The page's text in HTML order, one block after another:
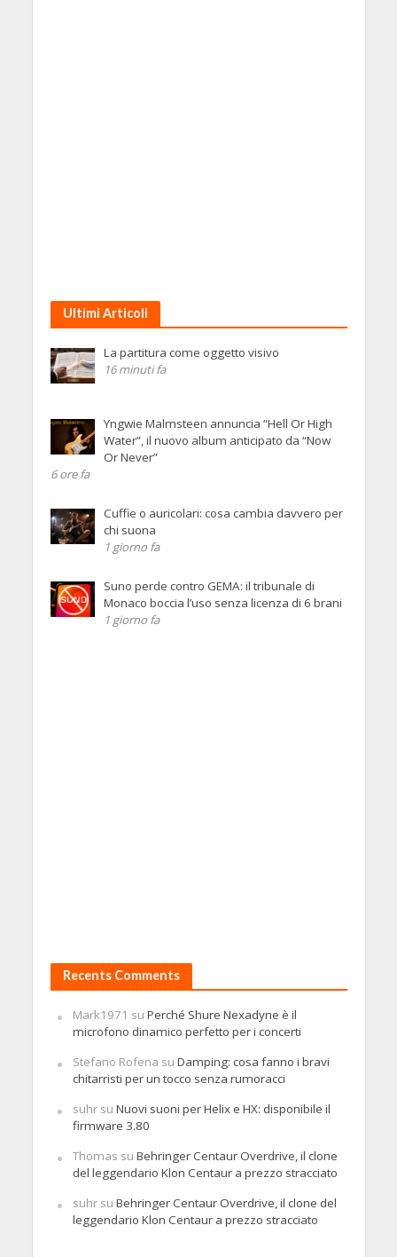
Ultimi Articoli
La partitura come oggetto visivo
16 minuti fa
Yngwie Malmsteen annuncia “Hell Or High
Water”, il nuovo album anticipato da “Now
Or Never”
6 ore fa
Cuffie o auricolari: cosa cambia davvero per
chi suona
1 giorno fa
Suno perde contro GEMA: il tribunale di
Monaco boccia l’uso senza licenza di 6 brani
1 giorno fa
Recents Comments
Mark1971 su Perché Shure Nexadyne è il
microfono dinamico perfetto per i concerti
Stefano Rofena su Damping: cosa fanno i bravi
chitarristi per un tocco senza rumoracci
suhrsu Nuovi suoni per Helix e HX: disponibile il
firmware 3.80
Thomas su Behringer Centaur Overdrive, il clone
del leggendario Klon Centaur a prezzo stracciato
suhrsu Behringer Centaur Overdrive, il clone del
leggendario Klon Centaur a prezzo stracciato